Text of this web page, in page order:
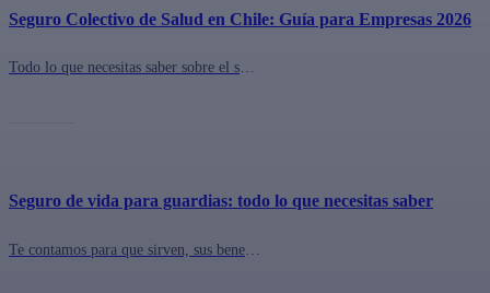
Seguro Colectivo de Salud en Chile: Guía para Empresas 2026
Todo lo que necesitas saber sobre el seguro colectivo de salud para tu empresa en Chile: coberturas, costos, cómo contratar y las mejores opciones del mercado.
Seguro de vida para guardias: todo lo que necesitas saber